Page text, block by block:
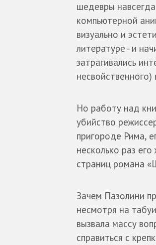
шедевры
компьютерной
визуально и
литературе - и
затрагивались
Но работу над
убийство
пригороде Рима,
несколько раз
страниц романа
Зачем Пазолини
несмотря на
вызвала массу
справиться с